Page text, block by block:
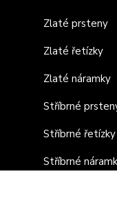
Zlaté prsteny
Zlaté řetízky
Zlaté náramky
Stříbrné
Stříbrné řetízky
Stříbrné